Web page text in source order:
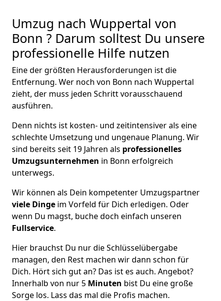
Umzug nach Wuppertal von
Bonn ? Darum solltest Du unsere
professionelle Hilfe nutzen
Eine der größten Herausforderungen ist die
Entfernung. Wer noch von Bonn nach Wuppertal
zieht, der muss jeden Schritt vorausschauend
ausführen.
Denn nichts ist kosten- und zeitintensiver als eine
schlechte Umsetzung und ungenaue Planung. Wir
sind bereits seit 19 Jahren als professionelles
Umzugsunternehmen in Bonn erfolgreich
unterwegs.
Wir können als Dein kompetenter Umzugspartner
viele Dinge im Vorfeld für Dich erledigen. Oder
wenn Du magst, buche doch einfach unseren
Fullservice.
Hier brauchst Du nur die Schlüsselübergabe
managen, den Rest machen wir dann schon für
Dich. Hört sich gut an? Das ist es auch. Angebot?
Innerhalb von nur 5 Minuten bist Du eine große
Sorge los. Lass das mal die Profis machen.